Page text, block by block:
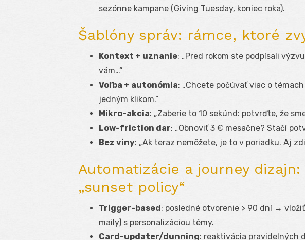
sezónne kampane (Giving Tuesday, koniec roka).
Šablóny správ: rámce, ktoré
Kontext + uznanie: „Pred rokom ste podpísali
vám…“
Voľba + autonómia: „Chcete počúvať viac o
jedným klikom.“
Mikro-akcia: „Zaberie to 10 sekúnd: potvrďte, že
Low-friction dar: „Obnoviť 3 € mesačne? Stačí
Bez viny: „Ak teraz nemôžete, je to v poriadku. Aj
Automatizácie a journey
„sunset policy“
Trigger-based : posledné otvorenie > 90 dní →
maily) s personalizáciou témy.
Card-updater/dunning: reaktivácia pravidelných